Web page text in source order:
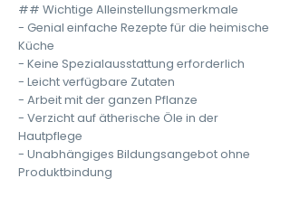
## Wichtige Alleinstellungsmerkmale
- Genial einfache Rezepte für die heimische
Küche
- Keine Spezialausstattung erforderlich
- Leicht verfügbare Zutaten
- Arbeit mit der ganzen Pflanze
- Verzicht auf ätherische Öle in der
Hautpflege
- Unabhängiges Bildungsangebot ohne
Produktbindung